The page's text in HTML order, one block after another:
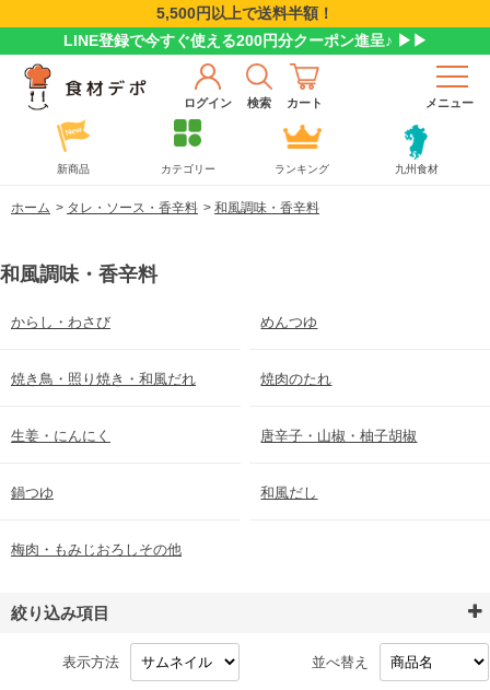
5,500円以上で送料半額！
LINE登録で今すぐ使える200円分クーポン進呈♪ ▶▶
ログイン 検索 カート メニュー
新商品 カテゴリー ランキング 九州食材
ホーム > タレ・ソース・香辛料 > 和風調味・香辛料
和風調味・香辛料
からし・わさび めんつゆ
焼き鳥・照り焼き・和風だれ 焼肉のたれ
生姜・にんにく 唐辛子・山椒・柚子胡椒
鍋つゆ 和風だし
梅肉・もみじおろしその他
絞り込み項目
表示方法 並べ替え